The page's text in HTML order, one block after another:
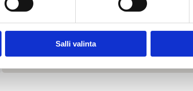
Salli valinta